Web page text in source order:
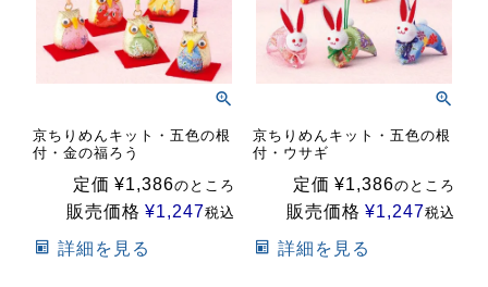
京ちりめんキット・五色の根
付・金の福ろう
定価 ¥1,386のところ
販売価格 ¥1,247税込
詳細を見る
京ちりめんキット・五色の根
付・ウサギ
定価 ¥1,386のところ
販売価格 ¥1,247税込
詳細を見る